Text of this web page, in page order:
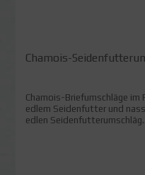
Chamois-
Chamois-Briefumschläge
edlem Seidenfutter und
edlen